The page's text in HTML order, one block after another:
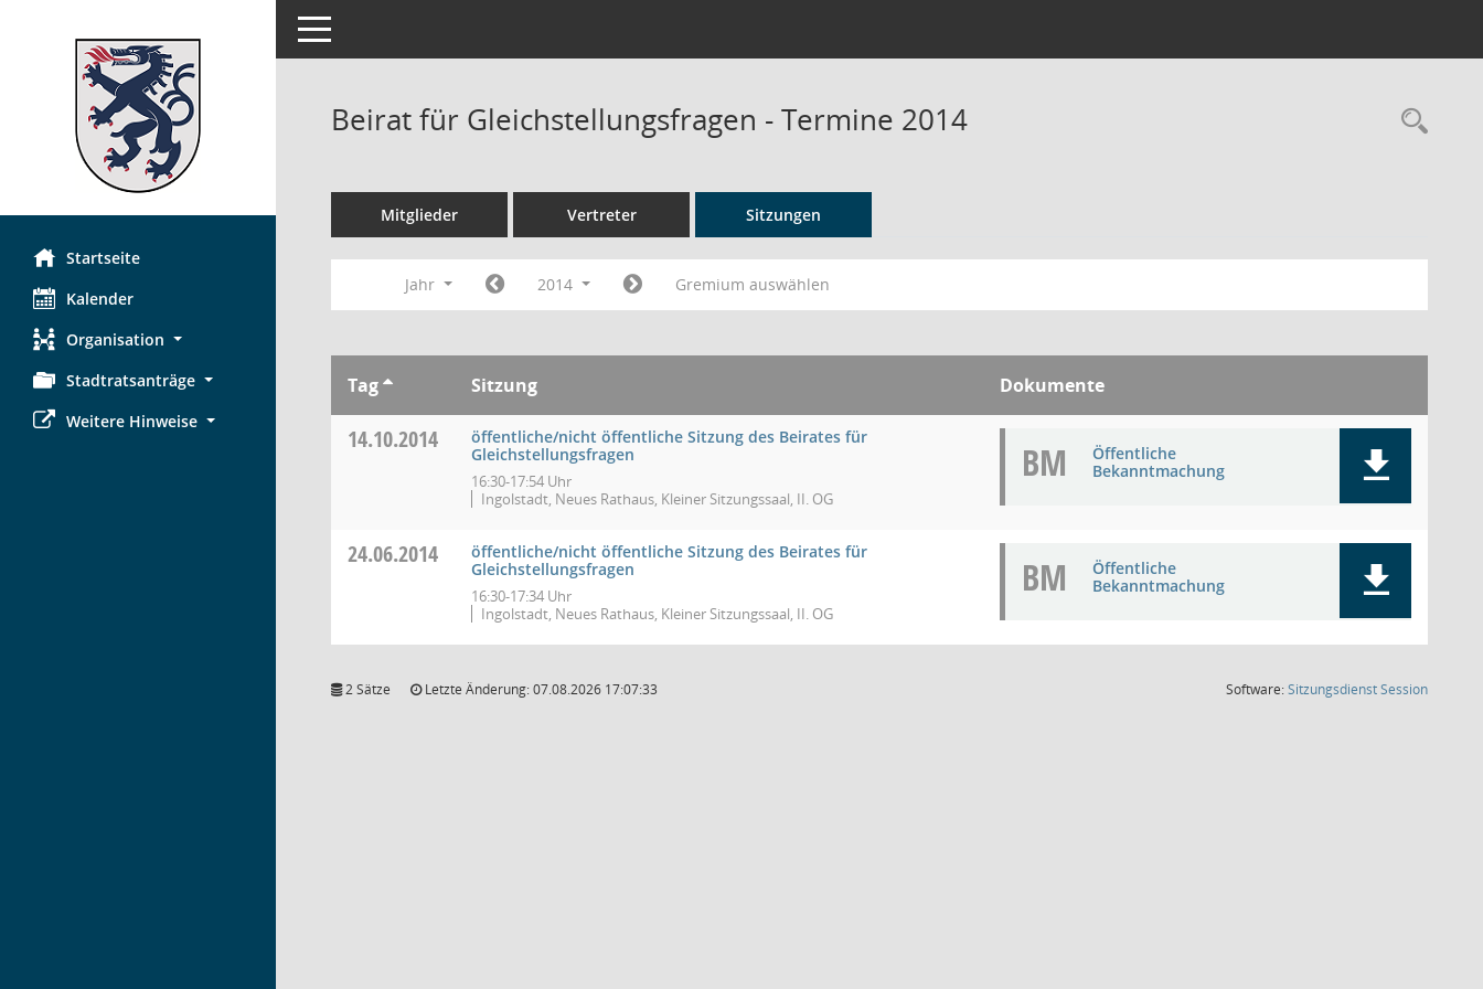
Startseite
Kalender
Organisation
Stadtratsanträge
Weitere Hinweise
Toggle navigation
Beirat für Gleichstellungsfragen - Termine 2014
Mitglieder Vertreter Sitzungen
Jahr 2014 Gremium auswählen
Tag Sitzung Dokumente
14.10.2014
öffentliche/nicht öffentliche Sitzung des Beirates für
Gleichstellungsfragen
16:30-17:54 Uhr
Ingolstadt, Neues Rathaus, Kleiner Sitzungssaal, II. OG
BM
Öffentliche
Bekanntmachung
24.06.2014
öffentliche/nicht öffentliche Sitzung des Beirates für
Gleichstellungsfragen
16:30-17:34 Uhr
Ingolstadt, Neues Rathaus, Kleiner Sitzungssaal, II. OG
BM
Öffentliche
Bekanntmachung
2 Sätze Letzte Änderung: 07.08.2026 17:07:33 Software:SitzungsdienstSession(Wird in